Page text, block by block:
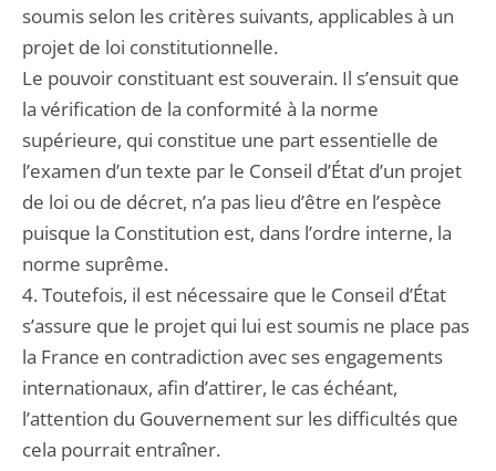
soumis selon les critères suivants, applicables à un
projet de loi constitutionnelle.
Le pouvoir constituant est souverain. Il s’ensuit que
la vérification de la conformité à la norme
supérieure, qui constitue une part essentielle de
l’examen d’un texte par le Conseil d’État d’un projet
de loi ou de décret, n’a pas lieu d’être en l’espèce
puisque la Constitution est, dans l’ordre interne, la
norme suprême.
4. Toutefois, il est nécessaire que le Conseil d’État
s’assure que le projet qui lui est soumis ne place pas
la France en contradiction avec ses engagements
internationaux, afin d’attirer, le cas échéant,
l’attention du Gouvernement sur les difficultés que
cela pourrait entraîner.